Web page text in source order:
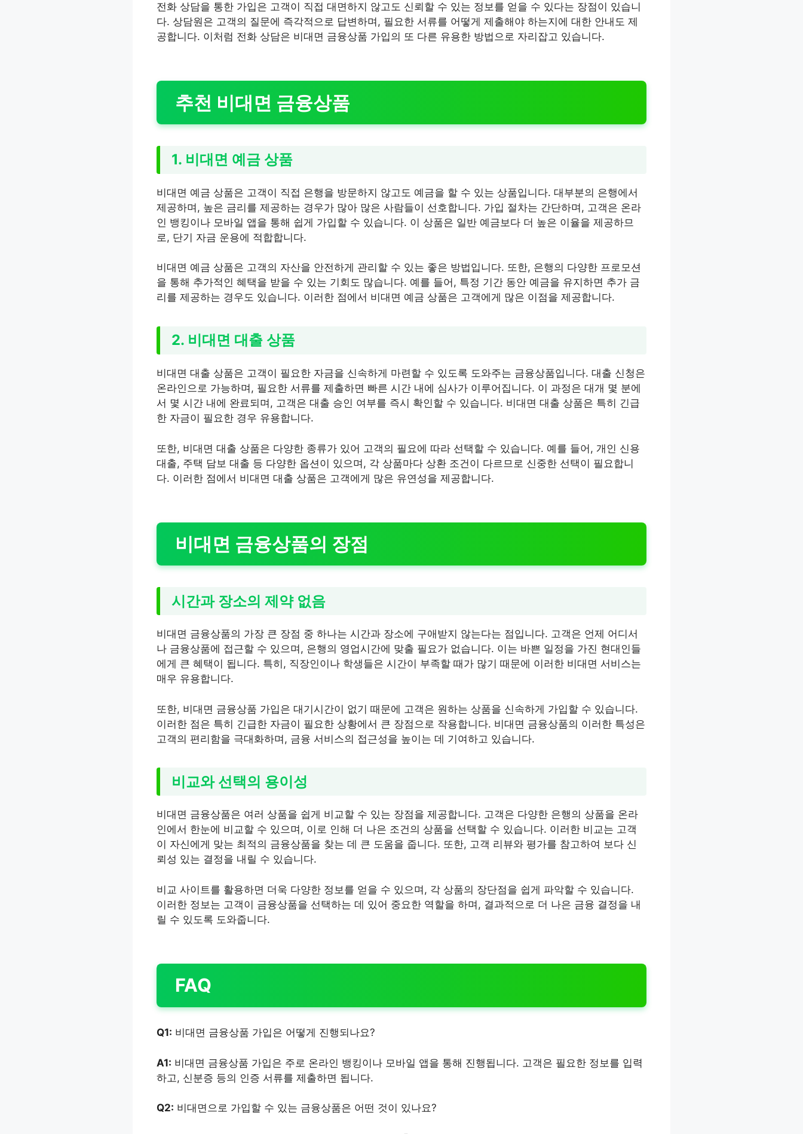
전화 상담을 통한 가입은 고객이 직접 대면하지 않고도 신뢰할 수 있는 정보를 얻을 수 있다는 장점이 있습니
다. 상담원은 고객의 질문에 즉각적으로 답변하며, 필요한 서류를 어떻게 제출해야 하는지에 대한 안내도 제
공합니다. 이처럼 전화 상담은 비대면 금융상품 가입의 또 다른 유용한 방법으로 자리잡고 있습니다.
추천 비대면 금융상품
1. 비대면 예금 상품
비대면 예금 상품은 고객이 직접 은행을 방문하지 않고도 예금을 할 수 있는 상품입니다. 대부분의 은행에서
제공하며, 높은 금리를 제공하는 경우가 많아 많은 사람들이 선호합니다. 가입 절차는 간단하며, 고객은 온라
인 뱅킹이나 모바일 앱을 통해 쉽게 가입할 수 있습니다. 이 상품은 일반 예금보다 더 높은 이율을 제공하므
로, 단기 자금 운용에 적합합니다.
비대면 예금 상품은 고객의 자산을 안전하게 관리할 수 있는 좋은 방법입니다. 또한, 은행의 다양한 프로모션
을 통해 추가적인 혜택을 받을 수 있는 기회도 많습니다. 예를 들어, 특정 기간 동안 예금을 유지하면 추가 금
리를 제공하는 경우도 있습니다. 이러한 점에서 비대면 예금 상품은 고객에게 많은 이점을 제공합니다.
2. 비대면 대출 상품
비대면 대출 상품은 고객이 필요한 자금을 신속하게 마련할 수 있도록 도와주는 금융상품입니다. 대출 신청은
온라인으로 가능하며, 필요한 서류를 제출하면 빠른 시간 내에 심사가 이루어집니다. 이 과정은 대개 몇 분에
서 몇 시간 내에 완료되며, 고객은 대출 승인 여부를 즉시 확인할 수 있습니다. 비대면 대출 상품은 특히 긴급
한 자금이 필요한 경우 유용합니다.
또한, 비대면 대출 상품은 다양한 종류가 있어 고객의 필요에 따라 선택할 수 있습니다. 예를 들어, 개인 신용
대출, 주택 담보 대출 등 다양한 옵션이 있으며, 각 상품마다 상환 조건이 다르므로 신중한 선택이 필요합니
다. 이러한 점에서 비대면 대출 상품은 고객에게 많은 유연성을 제공합니다.
비대면 금융상품의 장점
시간과 장소의 제약 없음
비대면 금융상품의 가장 큰 장점 중 하나는 시간과 장소에 구애받지 않는다는 점입니다. 고객은 언제 어디서
나 금융상품에 접근할 수 있으며, 은행의 영업시간에 맞출 필요가 없습니다. 이는 바쁜 일정을 가진 현대인들
에게 큰 혜택이 됩니다. 특히, 직장인이나 학생들은 시간이 부족할 때가 많기 때문에 이러한 비대면 서비스는
매우 유용합니다.
또한, 비대면 금융상품 가입은 대기시간이 없기 때문에 고객은 원하는 상품을 신속하게 가입할 수 있습니다.
이러한 점은 특히 긴급한 자금이 필요한 상황에서 큰 장점으로 작용합니다. 비대면 금융상품의 이러한 특성은
고객의 편리함을 극대화하며, 금융 서비스의 접근성을 높이는 데 기여하고 있습니다.
비교와 선택의 용이성
비대면 금융상품은 여러 상품을 쉽게 비교할 수 있는 장점을 제공합니다. 고객은 다양한 은행의 상품을 온라
인에서 한눈에 비교할 수 있으며, 이로 인해 더 나은 조건의 상품을 선택할 수 있습니다. 이러한 비교는 고객
이 자신에게 맞는 최적의 금융상품을 찾는 데 큰 도움을 줍니다. 또한, 고객 리뷰와 평가를 참고하여 보다 신
뢰성 있는 결정을 내릴 수 있습니다.
비교 사이트를 활용하면 더욱 다양한 정보를 얻을 수 있으며, 각 상품의 장단점을 쉽게 파악할 수 있습니다.
이러한 정보는 고객이 금융상품을 선택하는 데 있어 중요한 역할을 하며, 결과적으로 더 나은 금융 결정을 내
릴 수 있도록 도와줍니다.
FAQ
Q1: 비대면 금융상품 가입은 어떻게 진행되나요?
A1: 비대면 금융상품 가입은 주로 온라인 뱅킹이나 모바일 앱을 통해 진행됩니다. 고객은 필요한 정보를 입력
하고, 신분증 등의 인증 서류를 제출하면 됩니다.
Q2: 비대면으로 가입할 수 있는 금융상품은 어떤 것이 있나요?